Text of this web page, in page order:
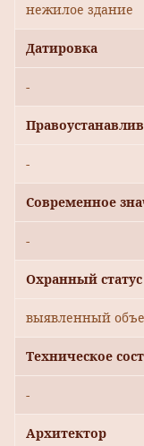
нежилое здание
Датировка
-
-
Современное
-
Охранный статус
выявленный
Техническое
-
Архитектор